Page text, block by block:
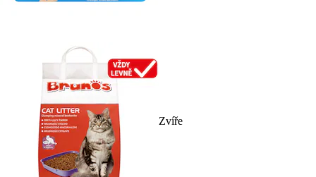
Zvíře